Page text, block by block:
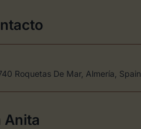
Roquetas De Mar, Almería, Spain
Anita